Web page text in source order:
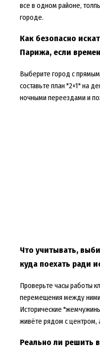
все в одном районе,
городе.
Как безопасно
Парижа, если
Выберите город с
составьте план "2+1" на
ночными переездами и
Что учитывать,
куда поехать ради
Проверьте часы работы
перемещения между
Исторические
живёте рядом с центром,
Реально ли решить